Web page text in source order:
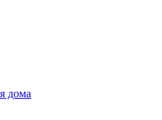
дома